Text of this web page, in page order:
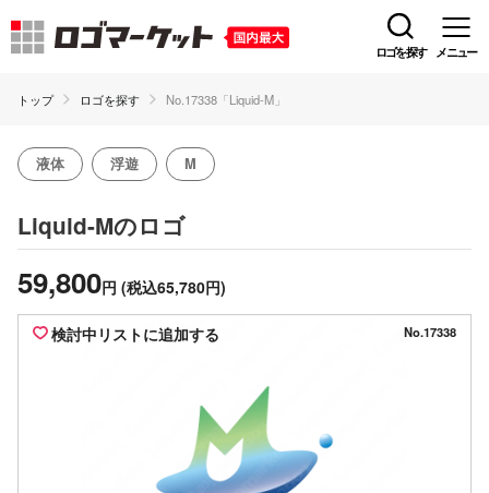
ロゴを探す メニュー
トップ ロゴを探す No.17338「Liquid-M」
液体 浮遊 M
Liquid-Mのロゴ
59,800円 (税込65,780円)
検討中リストに追加する No.17338